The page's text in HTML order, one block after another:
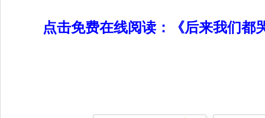
点击免费在线阅读：《后来我们都